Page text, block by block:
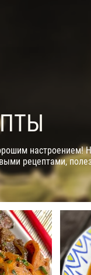
настроением!
рецептами,